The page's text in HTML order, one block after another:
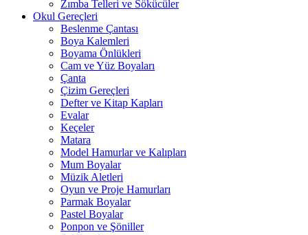
Zımba Telleri ve Sökücüler
Okul Gereçleri
Beslenme Çantası
Boya Kalemleri
Boyama Önlükleri
Cam ve Yüz Boyaları
Çanta
Çizim Gereçleri
Defter ve Kitap Kapları
Evalar
Keçeler
Matara
Model Hamurlar ve Kalıpları
Mum Boyalar
Müzik Aletleri
Oyun ve Proje Hamurları
Parmak Boyalar
Pastel Boyalar
Ponpon ve Şöniller